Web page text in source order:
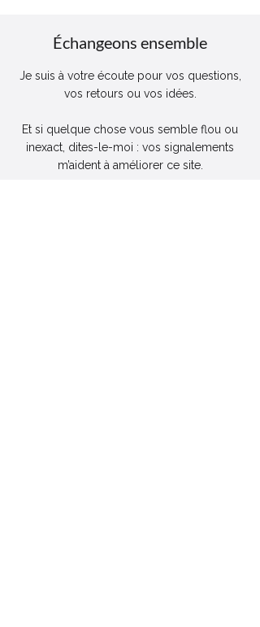
Échangeons ensemble
Je suis à votre écoute pour vos questions,
vos retours ou vos idées.
Et si quelque chose vous semble flou ou
inexact, dites-le-moi : vos signalements
m’aident à améliorer ce site.